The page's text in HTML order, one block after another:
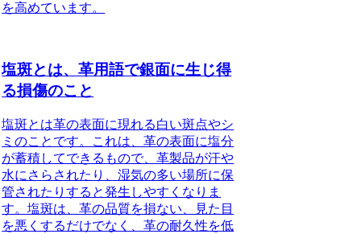
を高めています。
塩斑とは、革用語で銀面に生じ得
る損傷のこと
塩斑とは革の表面に現れる白い斑点やシ
ミのことです。これは、革の表面に塩分
が蓄積してできるもので、革製品が汗や
水にさらされたり、湿気の多い場所に保
管されたりすると発生しやすくなりま
す。塩斑は、革の品質を損ない、見た目
を悪くするだけでなく、革の耐久性を低